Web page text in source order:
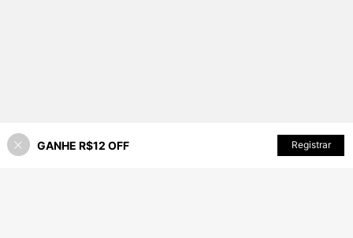
65% OFF! ADICIONAR AO CARRINHO
GANHE R$12 OFF Registrar